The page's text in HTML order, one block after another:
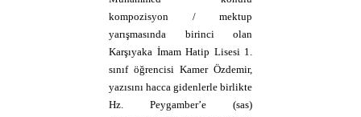
kompozisyon / mektup
yarışmasında birinci olan
Karşıyaka İmam Hatip Lisesi 1.
sınıf öğrencisi Kamer Özdemir,
yazısını hacca gidenlerle birlikte
Hz. Peygamber’e (sas)